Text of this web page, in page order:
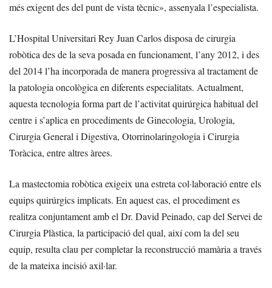
més exigent des del punt de vista tècnic», assenyala l’especialista.
L’Hospital Universitari Rey Juan Carlos disposa de cirurgia
robòtica des de la seva posada en funcionament, l’any 2012, i des
del 2014 l’ha incorporada de manera progressiva al tractament de
la patologia oncològica en diferents especialitats. Actualment,
aquesta tecnologia forma part de l’activitat quirúrgica habitual del
centre i s’aplica en procediments de Ginecologia, Urologia,
Cirurgia General i Digestiva, Otorrinolaringologia i Cirurgia
Toràcica, entre altres àrees.
La mastectomia robòtica exigeix una estreta col·laboració entre els
equips quirúrgics implicats. En aquest cas, el procediment es
realitza conjuntament amb el Dr. David Peinado, cap del Servei de
Cirurgia Plàstica, la participació del qual, així com la del seu
equip, resulta clau per completar la reconstrucció mamària a través
de la mateixa incisió axil·lar.